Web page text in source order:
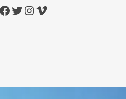
Facebook Twitter InstagramVimeo